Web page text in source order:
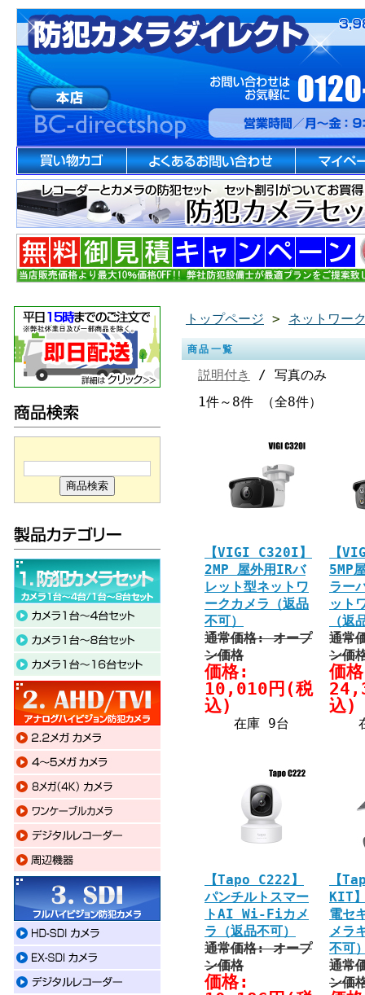
トップページ > ネットワー
商品一覧
説明付き
/ 写真のみ
1件～8件 （全8件）
【VIGI C320I】
2MP 屋外用IRバ
レット型ネットワ
ークカメラ（返品
不可）
通常価格: オープ
ン価格
価格:
10,010円(税
込)
在庫 9台
【
5MP
ラー
ット
（返
通常
ン価
価
込)
【Tapo C222】
パンチルトスマー
トAI Wi-Fiカメ
ラ（返品不可）
通常価格: オープ
ン価格
価格:
【
KIT
電セ
メラ
不可
通常
ン価